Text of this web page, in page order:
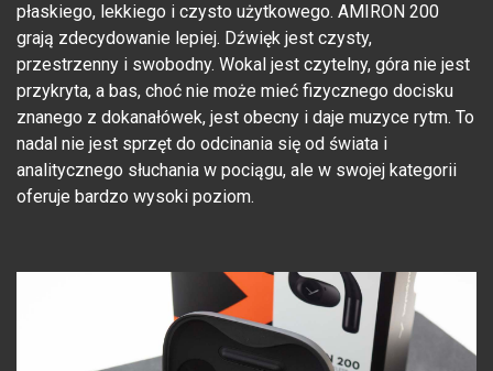
płaskiego, lekkiego i czysto użytkowego. AMIRON 200
grają zdecydowanie lepiej. Dźwięk jest czysty,
przestrzenny i swobodny. Wokal jest czytelny, góra nie jest
przykryta, a bas, choć nie może mieć fizycznego docisku
znanego z dokanałówek, jest obecny i daje muzyce rytm. To
nadal nie jest sprzęt do odcinania się od świata i
analitycznego słuchania w pociągu, ale w swojej kategorii
oferuje bardzo wysoki poziom.